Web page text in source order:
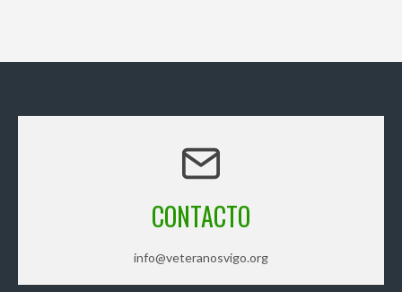
CONTACTO
info@veteranosvigo.org